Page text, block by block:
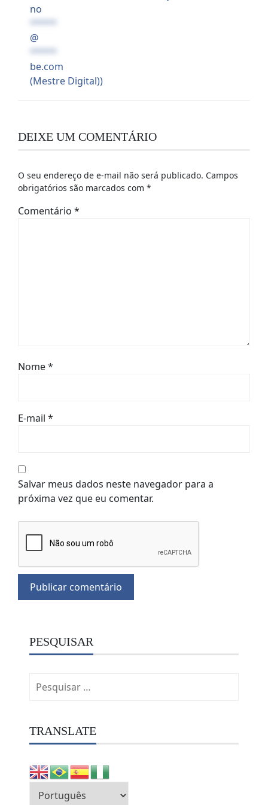
no
*****
@
*****
be.com
(Mestre Digital))
DEIXE UM COMENTÁRIO
O seu endereço de e-mail não será publicado. Campos
obrigatórios são marcados com *
Comentário *
Nome*
E-mail *
Salvar meus dados neste navegador para a
próxima vez que eu comentar.
PESQUISAR
por:
TRANSLATE